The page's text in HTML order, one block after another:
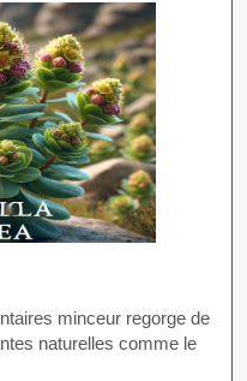
minceur regorge de
naturelles comme le